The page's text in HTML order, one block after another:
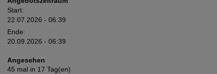
Start:
22.07.2026 - 06:39
Ende:
20.09.2026 - 06:39
Angesehen
45 mal in 17 Tag(en)